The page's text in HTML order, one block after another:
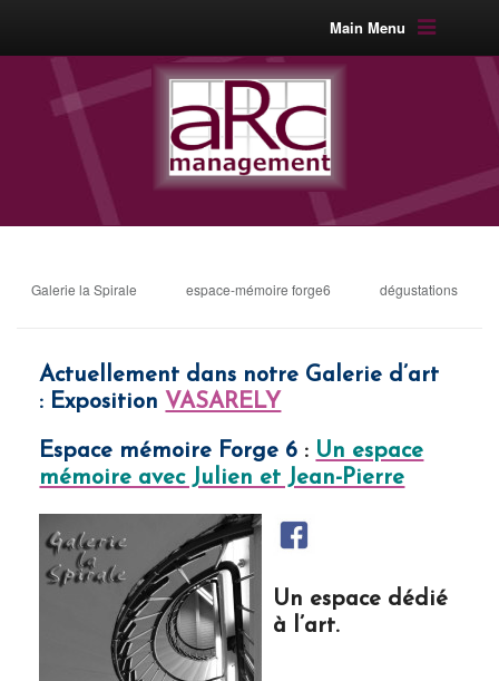
Main Menu
Galerie la Spirale espace-mémoire forge6 dégustations
Actuellement dans notre Galerie d’art
: Exposition VASARELY
Espace mémoire Forge 6 : Un espace
mémoire avec Julien et Jean-Pierre
Un espace dédié
à l’art.